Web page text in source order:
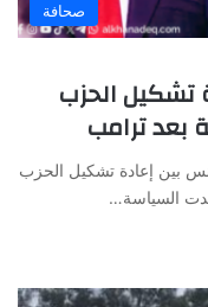
صحافة
الحزب
بعد ترامب
بين إعادة تشكيل الحزب
السياسة…